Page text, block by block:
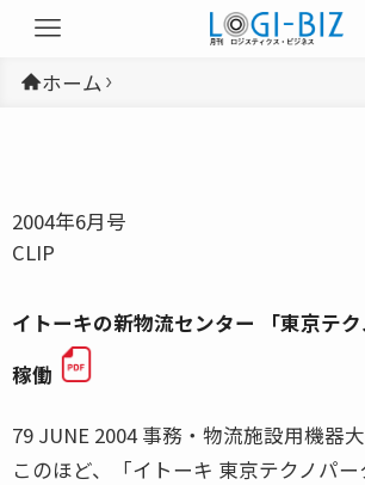
ホーム
2004年6月号
CLIP
イトーキの新物流センター 「東京テ
稼働
79 JUNE 2004 事務・物流施設用機器
このほど、「イトーキ 東京テクノパ